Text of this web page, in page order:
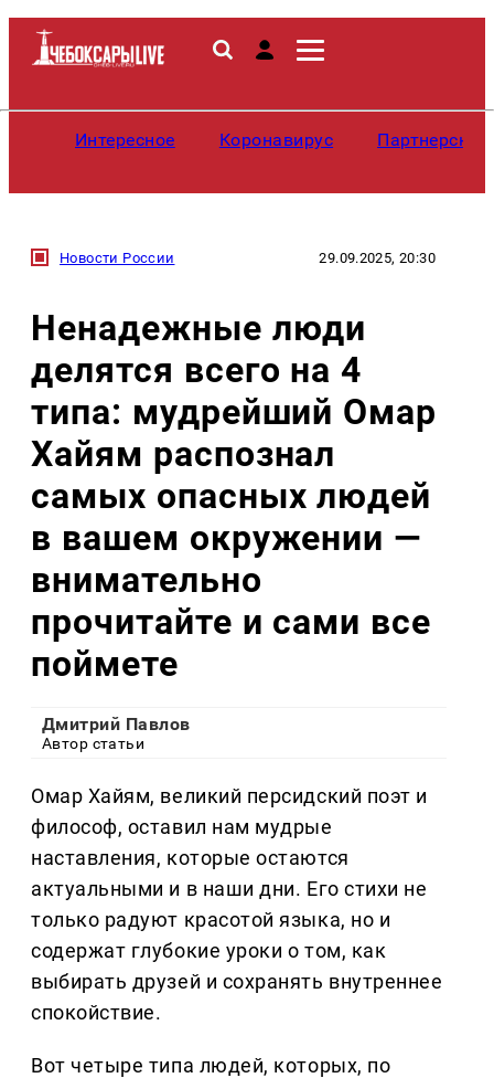
Интересное Коронавирус
Новости России 29.09.2025, 20:30
Ненадежные люди
делятся всего на 4
типа: мудрейший Омар
Хайям распознал
самых опасных людей
в вашем окружении —
внимательно
прочитайте и сами все
поймете
Дмитрий Павлов
Автор статьи
Омар Хайям, великий персидский поэт и
философ, оставил нам мудрые
наставления, которые остаются
актуальными и в наши дни. Его стихи не
только радуют красотой языка, но и
содержат глубокие уроки о том, как
выбирать друзей и сохранять внутреннее
спокойствие.
Вот четыре типа людей, которых, по